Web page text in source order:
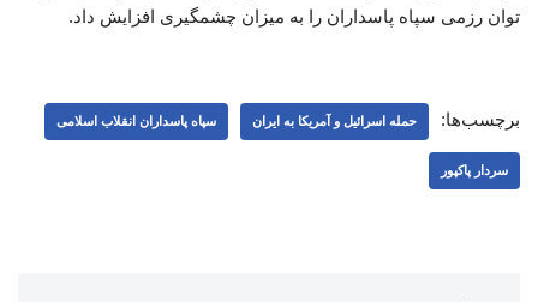
توان رزمی سپاه پاسداران را به میزان چشمگیری افزایش داد.
برچسب‌ها: حمله اسرائیل و آمریکا به ایران سپاه پاسداران انقلاب اسلامی
سردار پاکپور